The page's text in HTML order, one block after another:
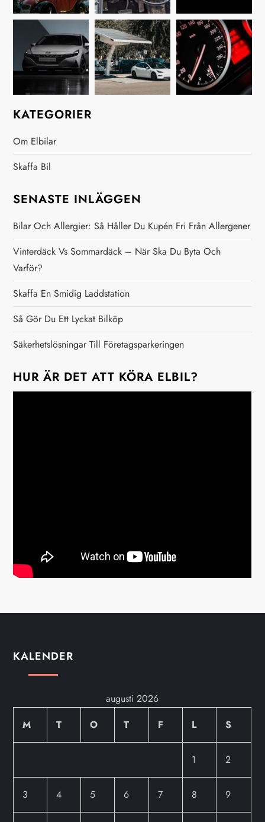
s
n
a
v
i
g
e
r
i
n
g
KATEGORIER
Om Elbilar
Skaffa Bil
SENASTE INLÄGGEN
Bilar Och Allergier: Så Håller Du Kupén Fri Från Allergener
Vinterdäck Vs Sommardäck – När Ska Du Byta Och
Varför?
Skaffa En Smidig Laddstation
Så Gör Du Ett Lyckat Bilköp
Säkerhetslösningar Till Företagsparkeringen
HUR ÄR DET ATT KÖRA ELBIL?
KALENDER
augusti 2026
M
T O T F L S
1 2
3 4 5 6 7 8 9